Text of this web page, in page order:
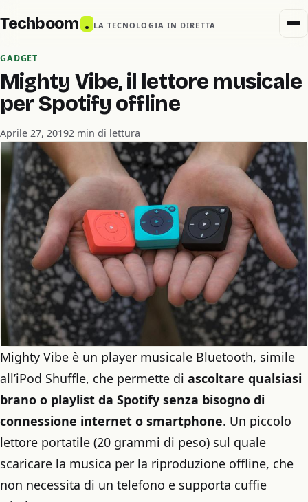
Techboom . LA TECNOLOGIA IN DIRETTA
GADGET
Mighty Vibe, il lettore musicale
per Spotify offline
Aprile 27, 20192 min di lettura
Mighty Vibe è un player musicale Bluetooth, simile
all’iPod Shuffle, che permette di ascoltare qualsiasi
brano o playlist da Spotify senza bisogno di
connessione internet o smartphone. Un piccolo
lettore portatile (20 grammi di peso) sul quale
scaricare la musica per la riproduzione offline, che
non necessita di un telefono e supporta cuffie